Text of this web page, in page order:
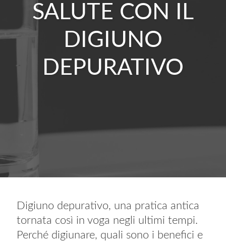
SALUTE CON IL
DIGIUNO
DEPURATIVO
Digiuno depurativo, una pratica antica
tornata così in voga negli ultimi tempi.
Perché digiunare, quali sono i benefici e